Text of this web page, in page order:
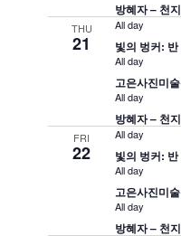
방혜자 – 천
THU
21
All day
빛의 벙커:
All day
고은사진미
All day
방혜자 – 천
FRI
22
All day
빛의 벙커:
All day
고은사진미
All day
방혜자 – 천